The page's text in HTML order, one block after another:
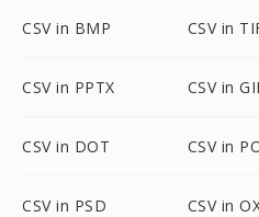
CSV in BMP CSV in
CSV in PPTX CSV in
CSV in DOT CSV in
CSV in PSD CSV in